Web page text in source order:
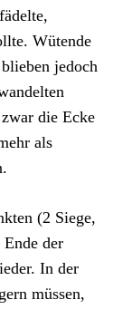
Wütende
jedoch
die Ecke
als
(2 Siege,
der
In der
müssen,